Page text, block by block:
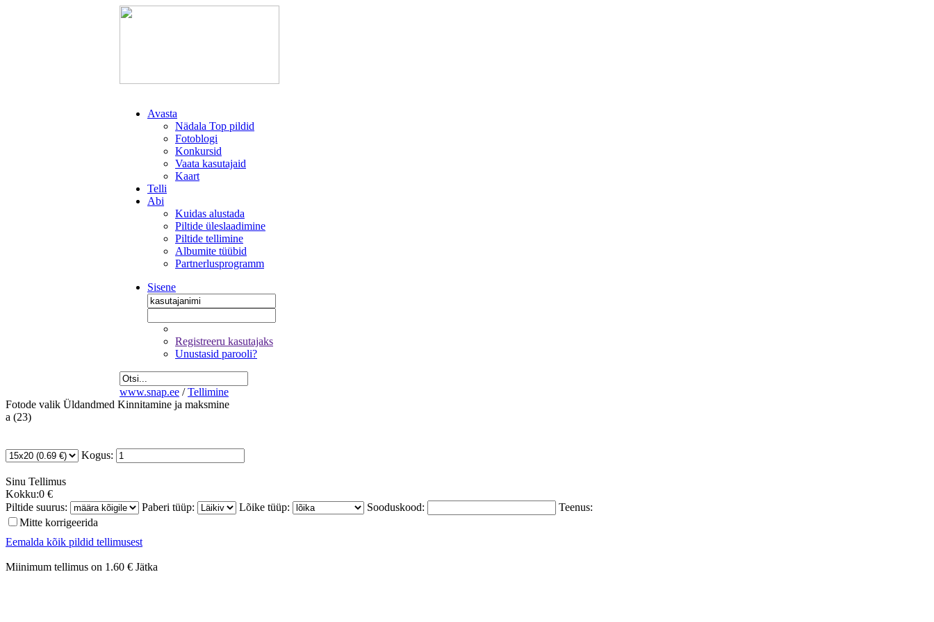
Avasta
Nädala Top pildid
Fotoblogi
Konkursid
Vaata kasutajaid
Kaart
Telli
Abi
Kuidas alustada
Piltide üleslaadimine
Piltide tellimine
Albumite tüübid
Partnerlusprogramm
Sisene
Registreeru kasutajaks
Unustasid parooli?
www.snap.ee / Tellimine
Fotode valik Üldandmed Kinnitamine ja maksmine
a (23)
Kogus:
Sinu Tellimus
Kokku:0 €
Piltide suurus:
Paberi tüüp: Lõike tüüp: Sooduskood:
Teenus:
Mitte korrigeerida
Eemalda kõik pildid tellimusest
Miinimum tellimus on 1.60 € Jätka